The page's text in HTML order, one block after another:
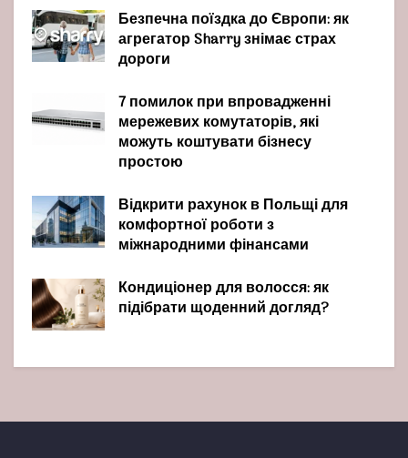
Безпечна поїздка до Європи: як
агрегатор Sharry знімає страх
дороги
7 помилок при впровадженні
мережевих комутаторів, які
можуть коштувати бізнесу
простою
Відкрити рахунок в Польщі для
комфортної роботи з
міжнародними фінансами
Кондиціонер для волосся: як
підібрати щоденний догляд?